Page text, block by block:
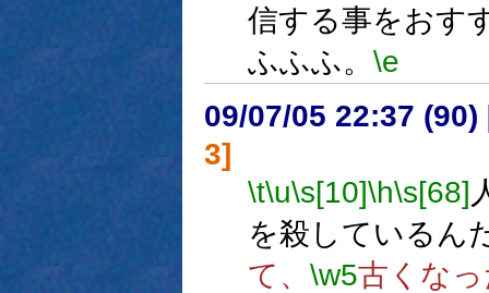
信する事をおす
ふふふ。 \e
09/07/05 22:37 (90)
3]
\t\u\s[10]\h\s[68]
を殺しているん
て、 \w5古くな